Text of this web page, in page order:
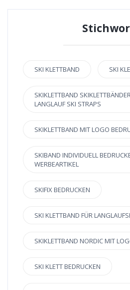
SKI KLETTBAND SKI
SKIKLETTBAND
LANGLAUF SKI STRAPS
SKIKLETTBAND MIT LOGO
SKIBAND INDIVIDUELL
WERBEARTIKEL
SKIFIX BEDRUCKEN
SKI KLETTBAND FÜR
SKIKLETTBAND NORDIC MIT
SKI KLETT BEDRUCKEN